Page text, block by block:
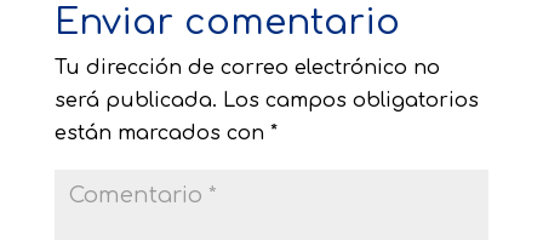
Enviar comentario
Tu dirección de correo electrónico no
será publicada. Los campos obligatorios
están marcados con *